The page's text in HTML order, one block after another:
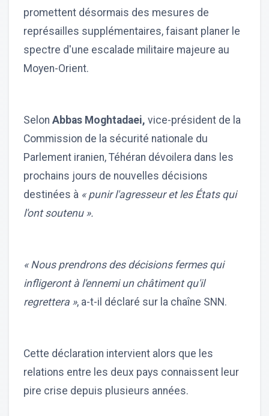
promettent désormais des mesures de
représailles supplémentaires, faisant planer le
spectre d'une escalade militaire majeure au
Moyen-Orient.
Selon Abbas Moghtadaei, vice-président de la
Commission de la sécurité nationale du
Parlement iranien, Téhéran dévoilera dans les
prochains jours de nouvelles décisions
destinées à « punir l'agresseur et les États qui
l'ont soutenu ».
« Nous prendrons des décisions fermes qui
infligeront à l'ennemi un châtiment qu'il
regrettera », a-t-il déclaré sur la chaîne SNN.
Cette déclaration intervient alors que les
relations entre les deux pays connaissent leur
pire crise depuis plusieurs années.